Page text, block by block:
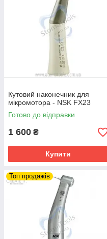
Кутовий наконечник для
мікромотора - NSK FX23
Готово до відправки
1 600 ₴
Купити
Топ продажів